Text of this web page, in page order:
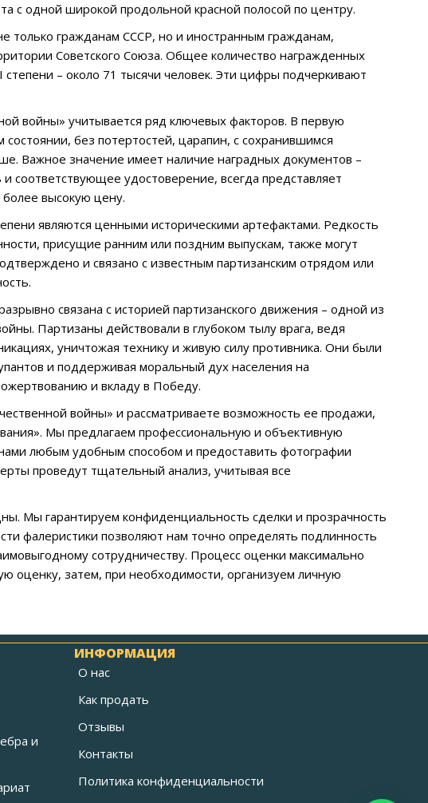
с одной широкой продольной красной полосой по центру.
только гражданам СССР, но и иностранным гражданам,
Советского Союза. Общее количество награжденных
– около 71 тысячи человек. Эти цифры подчеркивают
войны» учитывается ряд ключевых факторов. В первую
без потертостей, царапин, с сохранившимся
Важное значение имеет наличие наградных документов –
удостоверение, всегда представляет
высокую цену.
являются ценными историческими артефактами. Редкость
присущие ранним или поздним выпускам, также могут
и связано с известным партизанским отрядом или
связана с историей партизанского движения – одной из
Партизаны действовали в глубоком тылу врага, ведя
уничтожая технику и живую силу противника. Они были
и поддерживая моральный дух населения на
и вкладу в Победу.
войны» и рассматриваете возможность ее продажи,
Мы предлагаем профессиональную и объективную
любым удобным способом и предоставить фотографии
проведут тщательный анализ, учитывая все
Мы гарантируем конфиденциальность сделки и прозрачность
фалеристики позволяют нам точно определять подлинность
сотрудничеству. Процесс оценки максимально
оценку, затем, при необходимости, организуем личную
и
ИНФОРМАЦИЯ
О нас
Как продать
Отзывы
Контакты
Политика конфиденциальности